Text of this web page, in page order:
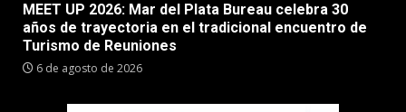
MEET UP 2026: Mar del Plata Bureau celebra 30
años de trayectoria en el tradicional encuentro de
Turismo de Reuniones
6 de agosto de 2026